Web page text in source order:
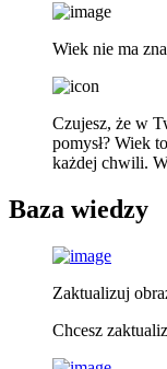
Wiek nie ma
Czujesz, że w
pomysł? Wiek
każdej chwili.
Baza wiedzy
Zaktualizuj
Chcesz